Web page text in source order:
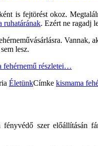
is fejtörést okoz.
ruhatárának. Ezért ne ragadj
Vannak,
lesz.
fehérnemű részletei…
ÉletünkCímke kismama
szer előállításán